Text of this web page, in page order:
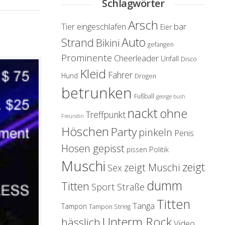
Schlagwörter
Tier eingeschlafen Arsch Eier bar
Strand BikiniAuto gefangen
Prominente Cheerleader Unfall Disco
Hund Kleid Fahrer Drogen
betrunken Fußball george bush
Freundin Treffpunkt nacktohne
Höschen Party pinkeln Penis
Hosen gepisst pissen Politik
Muschi Sex zeigt Muschi zeigt
Titten Sport Straße dumm
Tampon Tampon String Tanga Titten